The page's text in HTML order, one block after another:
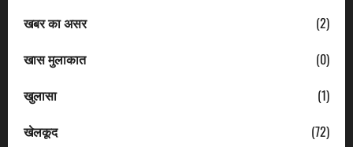
खबर का असर
(2)
खास मुलाकात
(0)
खुलासा
(1)
खेलकूद
(72)